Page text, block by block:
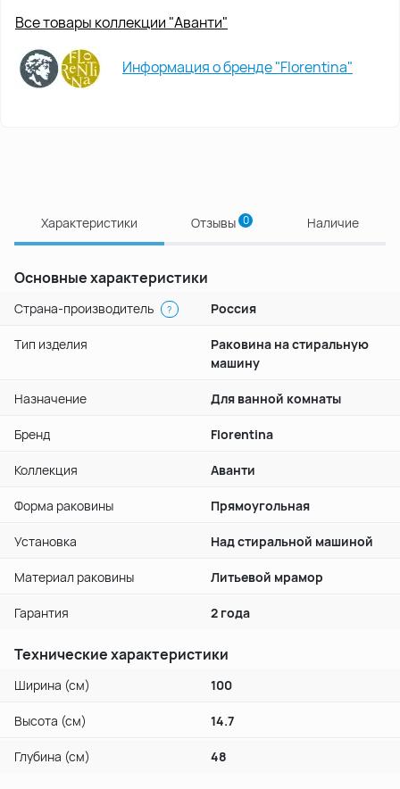
Все товары коллекции "Аванти"
Информация о бренде "Florentina"
Характеристики Отзывы 0 Наличие
Основные характеристики
Страна-производитель ? Россия
Тип изделия
Раковина на стиральную
машину
Назначение Для ванной комнаты
Бренд Florentina
Коллекция Аванти
Форма раковины Прямоугольная
Установка Над стиральной машиной
Материал раковины Литьевой мрамор
Гарантия 2 года
Технические характеристики
Ширина (см) 100
Высота (см) 14.7
Глубина (см) 48